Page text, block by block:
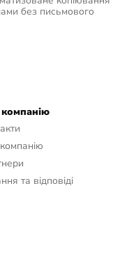
без письмового
та відповіді